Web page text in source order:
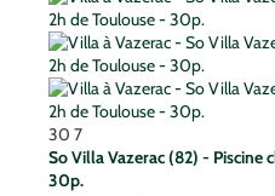
30 7
So Villa Vazerac (82) - Piscine
30p.